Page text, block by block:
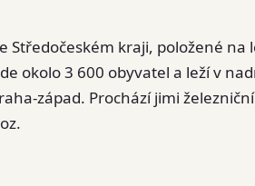
Středočeském kraji, položené na
okolo 3 600 obyvatel a leží v
západ. Prochází jimi